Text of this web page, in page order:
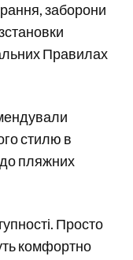
заборони
Правилах
стилю в
до пляжних
Просто
комфортно